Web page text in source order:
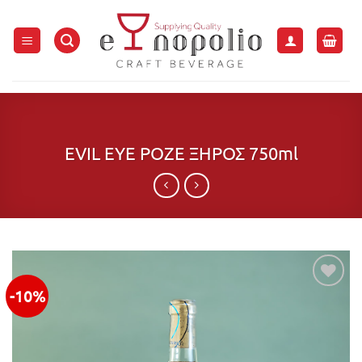
στο
περιεχόμενο
EVIL EYE ΡΟΖΕ ΞΗΡΟΣ 750ml
-10%